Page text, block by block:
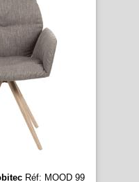
Réf: MOOD 99